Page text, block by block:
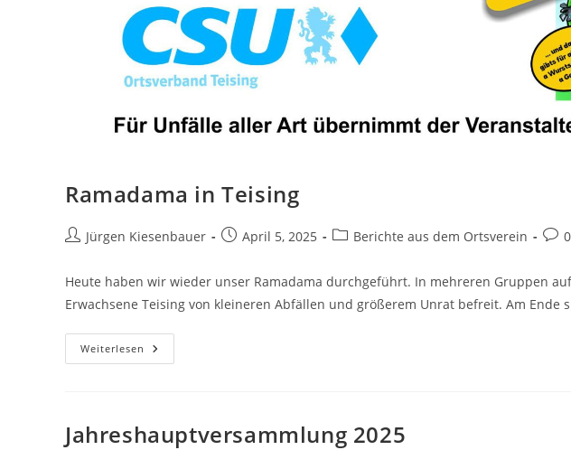
Ramadama in Teising
Beitrags-
Jürgen Kiesenbauer
BeitragApril 5, 2025
Beitrags-
Berichte aus dem Ortsverein
Heute haben wir wieder unser Ramadama durchgeführt. In mehreren Gruppen
Erwachsene Teising von kleineren Abfällen und größerem Unrat befreit. Am Ende
Weiterlesen Ramadama
In
Jahreshauptversammlung 2025